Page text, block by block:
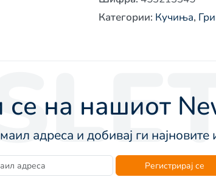
Категории: Кучиња,
се на нашиот
маил адреса и добивај ги
Регистрирај се